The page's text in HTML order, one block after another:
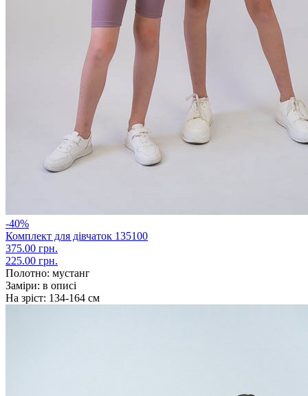
-40%
Комплект для дівчаток 135100
375.00 грн.
225.00 грн.
Полотно: мустанг
Заміри: в описі
На зріст: 134-164 см